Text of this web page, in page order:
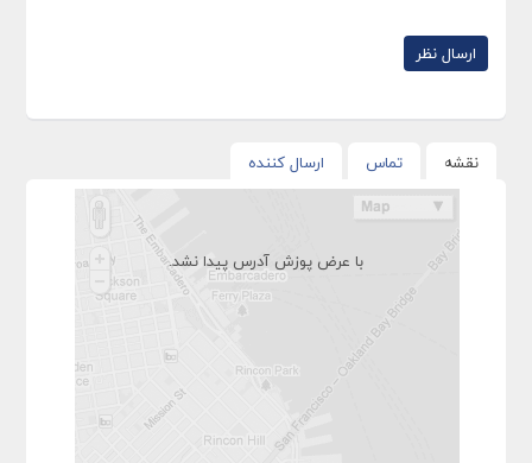
نقشه تماس ارسال کننده
با عرض پوزش آدرس پیدا نشد.